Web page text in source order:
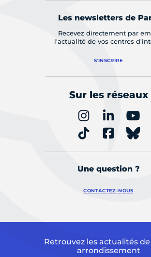
Les newsletters de
Recevez directement par
l'actualité de vos centres
S'INSCRIRE
Sur les réseaux
Une question ?
CONTACTEZ-NOUS
Retrouvez les actualités
arrondissement